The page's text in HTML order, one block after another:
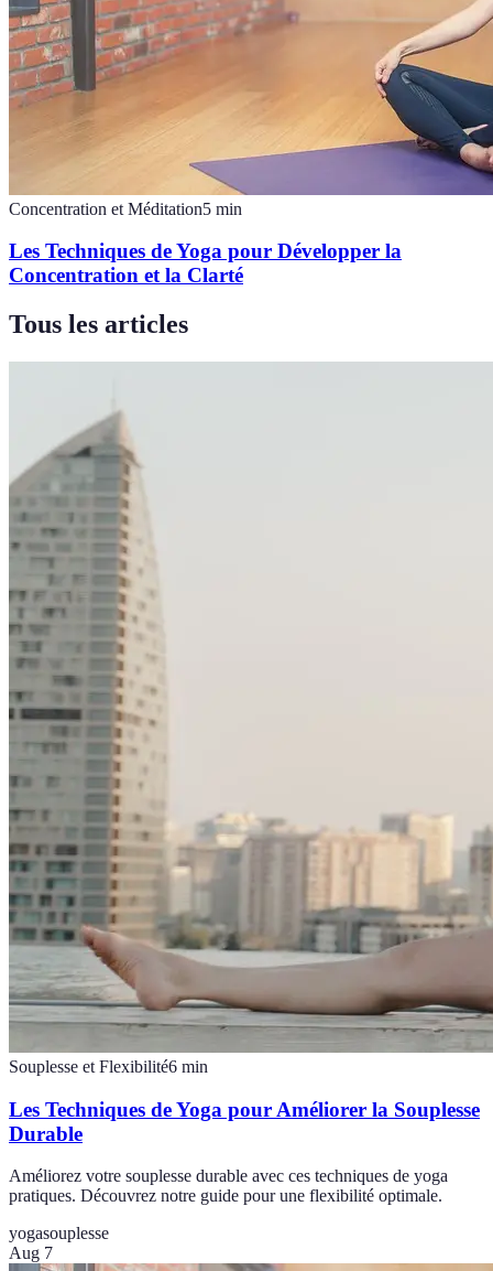
Concentration et Méditation5 min
Les Techniques de Yoga pour Développer la
Concentration et la Clarté
Tous les articles
Souplesse et Flexibilité6 min
Les Techniques de Yoga pour Améliorer la Souplesse
Durable
Améliorez votre souplesse durable avec ces techniques de yoga
pratiques. Découvrez notre guide pour une flexibilité optimale.
yogasouplesse
Aug 7